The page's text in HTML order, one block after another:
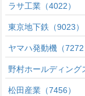
ラサ工業（4022）
東京地下鉄（9023）
ヤマハ発動機（7272
野村ホールディング
松田産業（7456）